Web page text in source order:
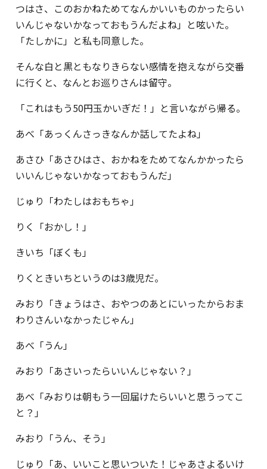
つはさ、このおかねためてなんかいいものかったらい
いんじゃないかなっておもうんだよね」と呟いた。
「たしかに」と私も同意した。
そんな白と黒ともなりきらない感情を抱えながら交番
に行くと、なんとお巡りさんは留守。
「これはもう50円玉かいぎだ！」と言いながら帰る。
あべ「あっくんさっきなんか話してたよね」
あさひ「あさひはさ、おかねをためてなんかかったら
いいんじゃないかなっておもうんだ」
じゅり「わたしはおもちゃ」
りく「おかし！」
きいち「ぼくも」
りくときいちというのは3歳児だ。
みおり「きょうはさ、おやつのあとにいったからおま
わりさんいなかったじゃん」
あべ「うん」
みおり「あさいったらいいんじゃない？」
あべ「みおりは朝もう一回届けたらいいと思うってこ
と？」
みおり「うん、そう」
じゅり「あ、いいこと思いついた！じゃあさよるいけ